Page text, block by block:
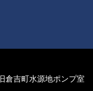
旧倉吉町水源地ポンプ室